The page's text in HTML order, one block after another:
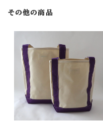
その他の商品